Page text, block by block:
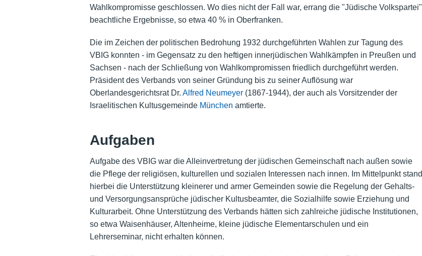
Wahlkompromisse geschlossen. Wo dies nicht der Fall war, errang die "Jüdische Volkspartei"
beachtliche Ergebnisse, so etwa 40 % in Oberfranken.
Die im Zeichen der politischen Bedrohung 1932 durchgeführten Wahlen zur Tagung des
VBIG konnten - im Gegensatz zu den heftigen innerjüdischen Wahlkämpfen in Preußen und
Sachsen - nach der Schließung von Wahlkompromissen friedlich durchgeführt werden.
Präsident des Verbands von seiner Gründung bis zu seiner Auflösung war
Oberlandesgerichtsrat Dr. Alfred Neumeyer(1867-1944), der auch als Vorsitzender der
Israelitischen Kultusgemeinde München amtierte.
Aufgaben
Aufgabe des VBIG war die Alleinvertretung der jüdischen Gemeinschaft nach außen sowie
die Pflege der religiösen, kulturellen und sozialen Interessen nach innen. Im Mittelpunkt stand
hierbei die Unterstützung kleinerer und armer Gemeinden sowie die Regelung der Gehalts-
und Versorgungsansprüche jüdischer Kultusbeamter, die Sozialhilfe sowie Erziehung und
Kulturarbeit. Ohne Unterstützung des Verbands hätten sich zahlreiche jüdische Institutionen,
so etwa Waisenhäuser, Altenheime, kleine jüdische Elementarschulen und ein
Lehrerseminar, nicht erhalten können.